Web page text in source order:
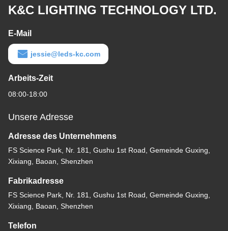
K&C LIGHTING TECHNOLOGY LTD.
E-Mail
jessie@leds-kc.com
Arbeits-Zeit
08:00-18:00
Unsere Adresse
Adresse des Unternehmens
FS Science Park, Nr. 181, Gushu 1st Road, Gemeinde Guxing,
Xixiang, Baoan, Shenzhen
Fabrikadresse
FS Science Park, Nr. 181, Gushu 1st Road, Gemeinde Guxing,
Xixiang, Baoan, Shenzhen
Telefon